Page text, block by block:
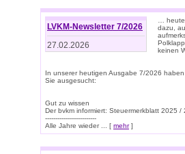
LVKM-Newsletter 7/2026
27.02.2026
…
dazu,
keinen
In unserer heutigen Ausgabe 7/2026
Sie ausgesucht:
Gut zu wissen
Der bvkm informiert: Steuermerkblatt 2025 /
-------------------------
Alle Jahre wieder ... [ mehr]